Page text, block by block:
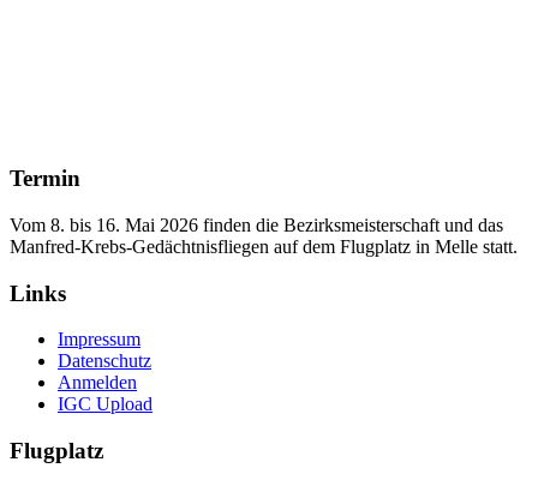
Termin
Vom 8. bis 16. Mai 2026 finden die Bezirksmeisterschaft und das
Manfred‑Krebs‑Gedächtnisfliegen auf dem Flugplatz in Melle statt.
Links
Impressum
Datenschutz
Anmelden
IGC Upload
Flugplatz